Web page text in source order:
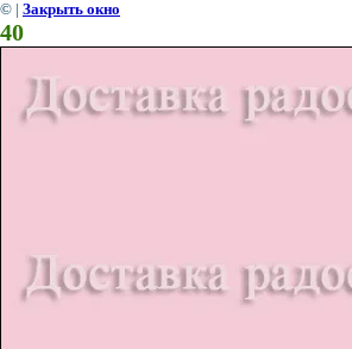
© | Закрыть окно
40